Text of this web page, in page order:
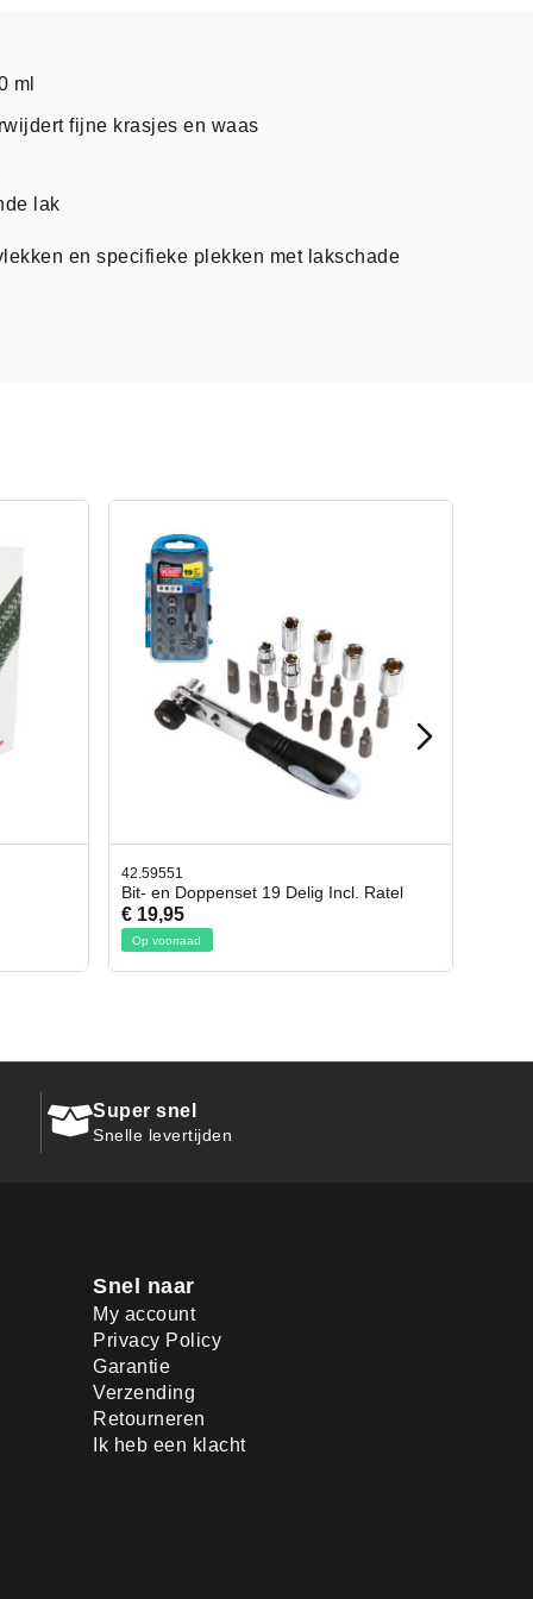
ml
fijne krasjes en waas
lak
en specifieke plekken met lakschade
Ratel
42.65998
Afbreekmes 2 stuks
€ 10,95
Op voorraad
Super snel
Snelle levertijden
Snel naar
My account
Privacy Policy
Garantie
Verzending
Retourneren
Ik heb een klacht